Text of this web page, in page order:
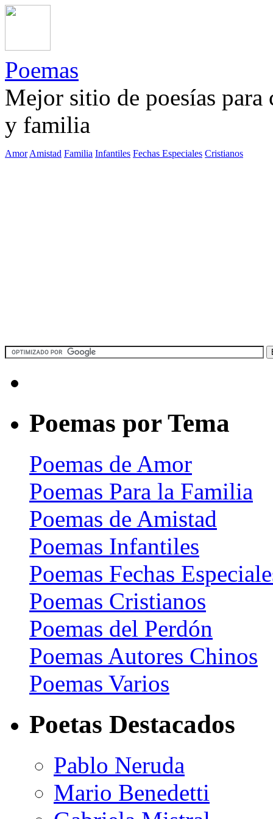
Poemas
Mejor sitio de poesías
y familia
Amor Amistad Familia Infantiles Fechas Especiales Cristianos
Poemas por Tema
Poemas de Amor
Poemas Para la Familia
Poemas de Amistad
Poemas Infantiles
Poemas Fechas
Poemas Cristianos
Poemas del Perdón
Poemas Autores Chinos
Poemas Varios
Poetas Destacados
Pablo Neruda
Mario Benedetti